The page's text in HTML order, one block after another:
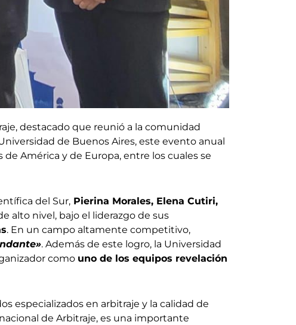
destacado que reunió a la comunidad
de Buenos Aires, este evento anual
América y de Europa, entre los cuales se
del Sur, Pierina Morales, Elena Cutiri,
alto nivel, bajo el liderazgo de sus
. En un campo altamente competitivo,
. Además de este logro, la Universidad
como uno de los equipos revelación
especializados en arbitraje y la calidad de
de Arbitraje, es una importante